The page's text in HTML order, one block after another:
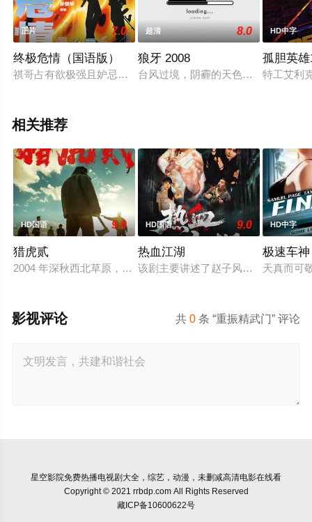
正片 7.0
终极危情（国语版）
祺哥占有欲极强且妒忌心重，对小蓉在外结织异性甚为反感，
超清 8.0
狼牙 2008
台风过境，阴霾的天色不知会在闭
HD中字
孤胆英雄
特工艾利
相关推荐
HD国语 9.0
猎虎贰
2004 年深秋西北草原，假交警截停铜矿押运车，炸药破箱、两
HD国语 9.0
热血江湖
该剧主要讲述了赵子风从小和爷爷在
HD中字
极速车神
天真而可
共0 条 “重振精武门” 评论
影视评论
星空影院免费热播电视剧大全，综艺，动漫，未删减高清电影在线看
Copyright © 2021 rrbdp.com All Rights Reserved
藏ICP备10600622号